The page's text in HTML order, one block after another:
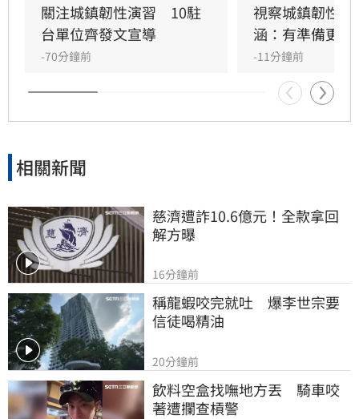
並強調行政院版透過弱勢對存能落實公平正義，
避免在野黨版本加劇貧富差距。此外，政府同步
推動育兒留停六加三、延長婚產假等多項配套措
施，建構完善支持體系。政院重申，國家政策規
劃需具備整體性，針對立法院侵害預算編製權的
作為，將持續捍衛憲法賦予的權限，確保政策有
關注城鎮韌性演習　10駐
台單位齊發文宣導
-70分鐘前
視察城鎮韌性
涵：有準備更安
-11分鐘前
相關新聞
慈濟遭詐10.6億元！全款拿回
解方曝
16分鐘前
稱龍蝦咬完就吐　爆李世宗要
信徒喝精油
20分鐘前
飲料空盒找嘸地方丟　騎車咬
著遭攔查槓警